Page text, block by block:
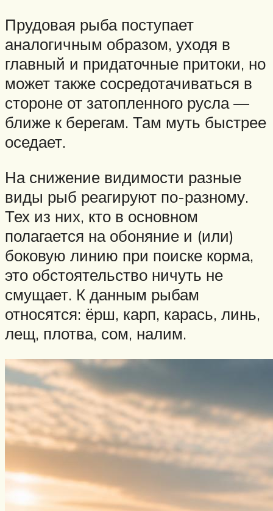
Прудовая рыба поступает
аналогичным образом, уходя в
главный и придаточные притоки, но
может также сосредотачиваться в
стороне от затопленного русла —
ближе к берегам. Там муть быстрее
оседает.
На снижение видимости разные
виды рыб реагируют по-разному.
Тех из них, кто в основном
полагается на обоняние и (или)
боковую линию при поиске корма,
это обстоятельство ничуть не
смущает. К данным рыбам
относятся: ёрш, карп, карась, линь,
лещ, плотва, сом, налим.